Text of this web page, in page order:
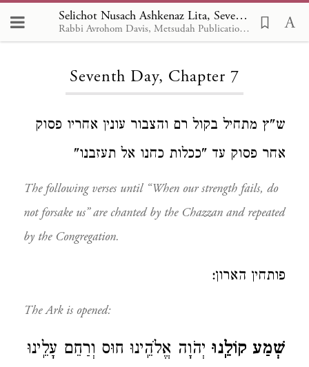
Selichot Nusach Ashkenaz Lita, Seventh Day 7
Rabbi Avrohom Davis, Metsudah Publications, 1986
Loading...
Seventh Day, Chapter 7
ש"ץ מתחיל בקול רם והצבור עונין אחריו פסוק
אחר פסוק עד "ככלות כחנו אל תעזבנו"
The following verses until “When our strength fails, do
not forsake us” are chanted by the Chazzan and repeated
by the Congregation.
פותחין הארון:
The Ark is opened:
שְׁמַע קוֹלֵֽנוּ יְהֹוָה אֱלֹהֵֽינוּ חוּס וְרַחֵם עָלֵֽינוּ